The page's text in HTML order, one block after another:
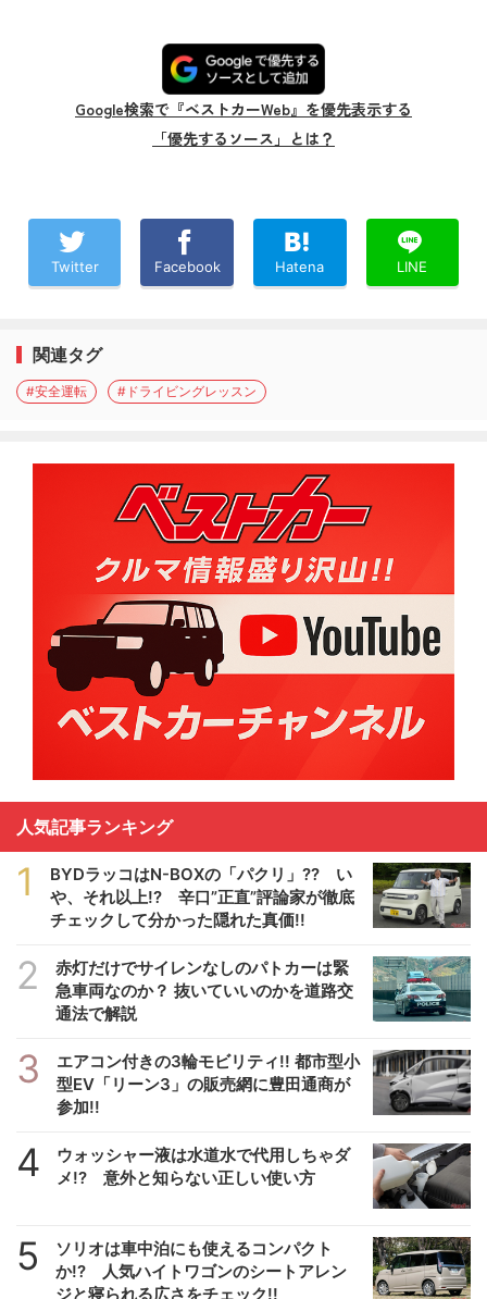
Google検索で『ベストカーWeb』を優先表示する
「優先するソース」とは？
Twitter Facebook Hatena LINE
関連タグ
#安全運転 #ドライビングレッスン
人気記事ランキング
1
BYDラッコはN-BOXの「パクリ」?? い
や、それ以上!? 辛口”正直”評論家が徹底
チェックして分かった隠れた真価!!
2
赤灯だけでサイレンなしのパトカーは緊
急車両なのか？ 抜いていいのかを道路交
通法で解説
3
エアコン付きの3輪モビリティ!! 都市型小
型EV「リーン3」の販売網に豊田通商が
参加!!
4
ウォッシャー液は水道水で代用しちゃダ
メ!? 意外と知らない正しい使い方
5
ソリオは車中泊にも使えるコンパクト
か!? 人気ハイトワゴンのシートアレン
ジと寝られる広さをチェック!!